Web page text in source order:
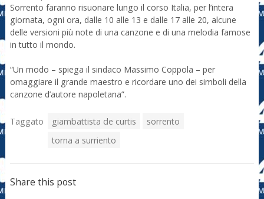
Sorrento faranno risuonare lungo il corso Italia, per l’intera
giornata, ogni ora, dalle 10 alle 13 e dalle 17 alle 20, alcune
delle versioni più note di una canzone e di una melodia famose
in tutto il mondo.
“Un modo – spiega il sindaco Massimo Coppola – per
omaggiare il grande maestro e ricordare uno dei simboli della
canzone d’autore napoletana”.
Taggato giambattista de curtis
sorrento
torna a surriento
Share this post